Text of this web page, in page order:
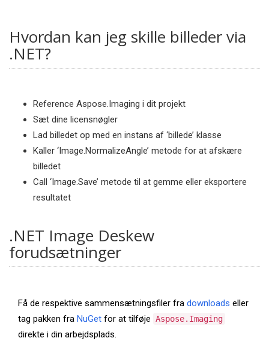
Hvordan kan jeg skille billeder via
.NET?
Reference Aspose.Imaging i dit projekt
Sæt dine licensnøgler
Lad billedet op med en instans af ‘billede’ klasse
Kaller ‘Image.NormalizeAngle’ metode for at afskære
billedet
Call ‘Image.Save’ metode til at gemme eller eksportere
resultatet
.NET Image Deskew
forudsætninger
Få de respektive sammensætningsfiler fra downloads eller
tag pakken fra NuGet for at tilføje Aspose.Imaging
direkte i din arbejdsplads.